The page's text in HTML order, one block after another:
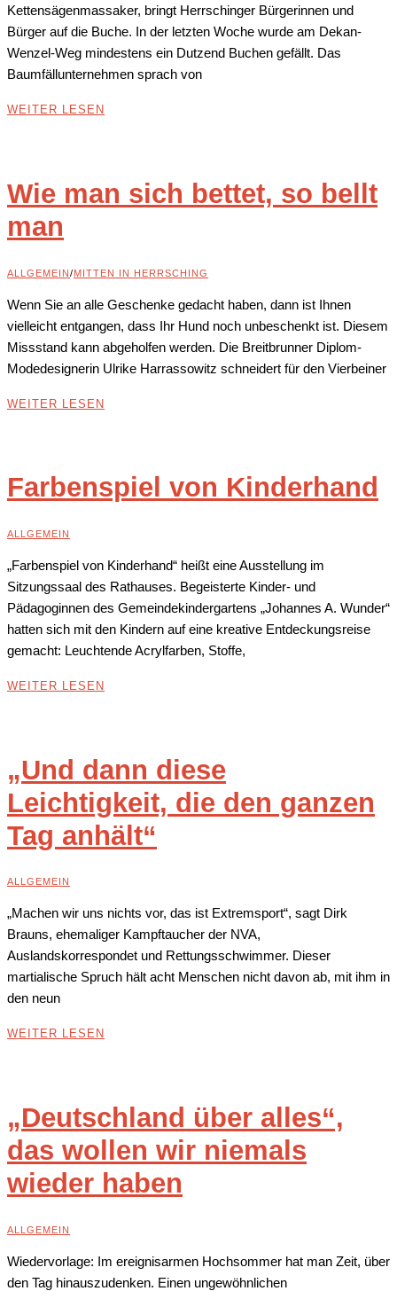
Kettensägenmassaker, bringt Herrschinger Bürgerinnen und
Bürger auf die Buche. In der letzten Woche wurde am Dekan-
Wenzel-Weg mindestens ein Dutzend Buchen gefällt. Das
Baumfällunternehmen sprach von
WEITER LESEN
Wie man sich bettet, so bellt
man
ALLGEMEIN/MITTEN IN HERRSCHING
Wenn Sie an alle Geschenke gedacht haben, dann ist Ihnen
vielleicht entgangen, dass Ihr Hund noch unbeschenkt ist. Diesem
Missstand kann abgeholfen werden. Die Breitbrunner Diplom-
Modedesignerin Ulrike Harrassowitz schneidert für den Vierbeiner
WEITER LESEN
Farbenspiel von Kinderhand
ALLGEMEIN
„Farbenspiel von Kinderhand“ heißt eine Ausstellung im
Sitzungssaal des Rathauses. Begeisterte Kinder- und
Pädagoginnen des Gemeindekindergartens „Johannes A. Wunder“
hatten sich mit den Kindern auf eine kreative Entdeckungsreise
gemacht: Leuchtende Acrylfarben, Stoffe,
WEITER LESEN
„Und dann diese
Leichtigkeit, die den ganzen
Tag anhält“
ALLGEMEIN
„Machen wir uns nichts vor, das ist Extremsport“, sagt Dirk
Brauns, ehemaliger Kampftaucher der NVA,
Auslandskorrespondet und Rettungsschwimmer. Dieser
martialische Spruch hält acht Menschen nicht davon ab, mit ihm in
den neun
WEITER LESEN
„Deutschland über alles“,
das wollen wir niemals
wieder haben
ALLGEMEIN
Wiedervorlage: Im ereignisarmen Hochsommer hat man Zeit, über
den Tag hinauszudenken. Einen ungewöhnlichen